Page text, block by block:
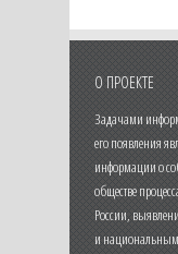
О ПРОЕКТЕ
Задачами
его появления
информации о
обществе
России,
и